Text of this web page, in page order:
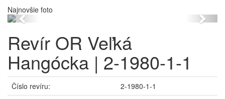
Najnovšie foto
Previous Next
Revír OR Veľká
Hangócka | 2-1980-1-1
Číslo revíru:
2-1980-1-1